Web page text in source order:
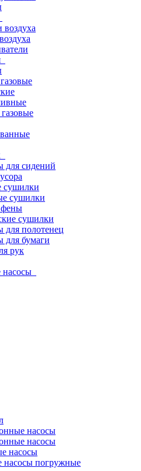
воздуха
для сидений
сушилки
сушилки
фены
сушилки
для полотенец
для бумаги
рук
насосы
насосы
насосы
насосы погружные